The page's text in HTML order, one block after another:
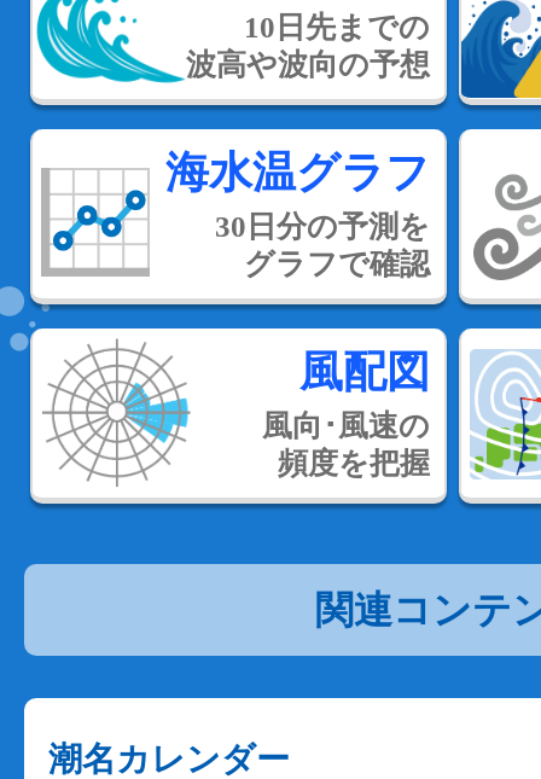
10日先までの
波高や波向の予想
海水温グラフ
30日分の予測を
グラフで確認
風配図
風向･風速の
頻度を把握
関連コンテ
潮名カレンダー